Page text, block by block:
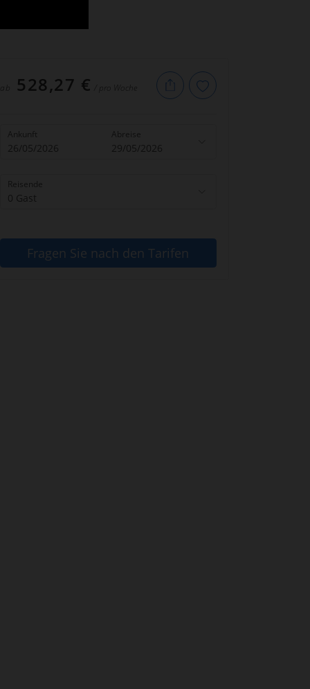
ab 528,27 €
Ankunft
26/05/2026
Abreise
29/05/2026
Reisende
0 Gast
Fragen Sie nach den Tarifen